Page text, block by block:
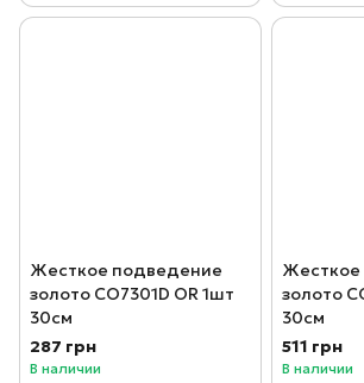
Жесткое подведение
золото CO7301D OR 1шт
30см
287 грн
В наличии
золото
30см
511 грн
В наличии